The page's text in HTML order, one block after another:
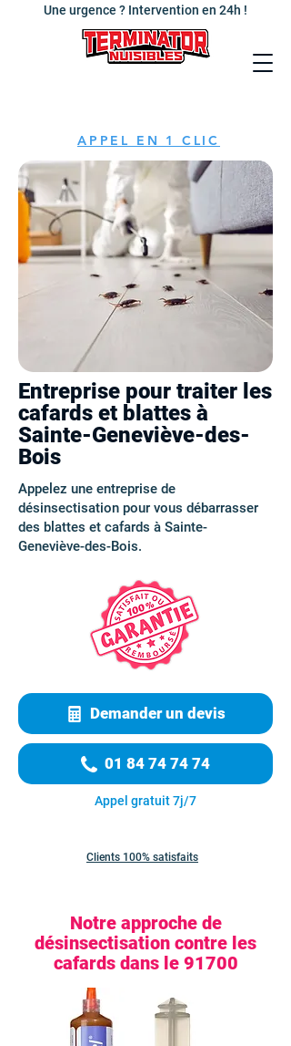
Une urgence ? Intervention en 24h !
APPEL EN 1 CLIC
Entreprise pour traiter les
cafards et blattes à
Sainte-Geneviève-des-
Bois
Appelez une entreprise de
désinsectisation pour vous débarrasser
des blattes et cafards à Sainte-
Geneviève-des-Bois.
Demander un devis
01 84 74 74 74
Appel gratuit 7j/7
Clients 100% satisfaits
Notre approche de
désinsectisation contre les
cafards dans le 91700